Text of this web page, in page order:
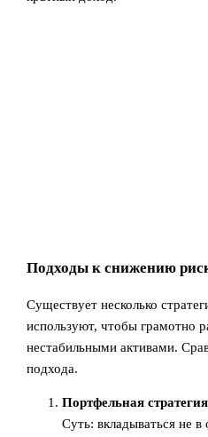
Подходы к снижению
Существует несколько
используют, чтобы грамотно
нестабильными активами.
подхода.
Портфельная стратегия
Суть: вкладываться не в